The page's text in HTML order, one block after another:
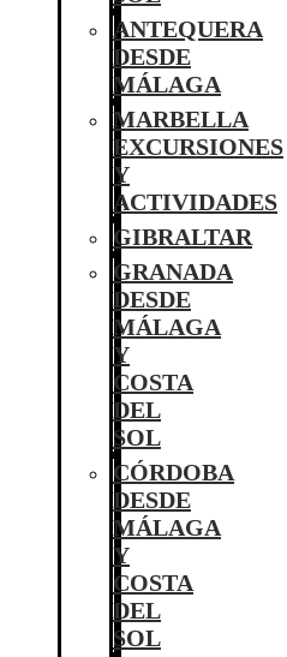
ANTEQUERA
DESDE
MÁLAGA
MARBELLA
EXCURSIONES
Y
ACTIVIDADES
GIBRALTAR
GRANADA
DESDE
MÁLAGA
Y
COSTA
DEL
SOL
CÓRDOBA
DESDE
MÁLAGA
Y
COSTA
DEL
SOL